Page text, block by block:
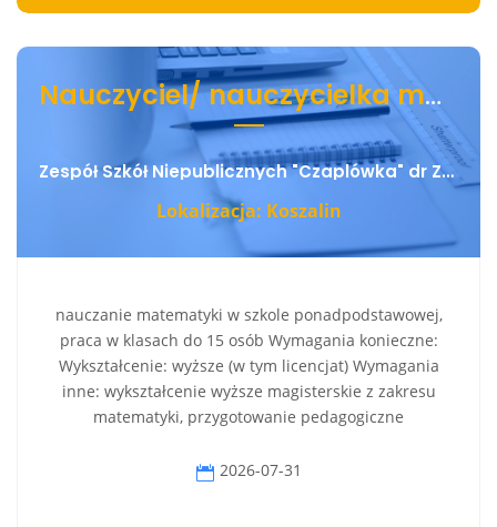
Nauczyciel/ nauczycielka matemtyki
Zespół Szkół Niepublicznych "Czaplówka" dr Zygmunt Czapla
Lokalizacja: Koszalin
nauczanie matematyki w szkole ponadpodstawowej,
praca w klasach do 15 osób Wymagania konieczne:
Wykształcenie: wyższe (w tym licencjat) Wymagania
inne: wykształcenie wyższe magisterskie z zakresu
matematyki, przygotowanie pedagogiczne
2026-07-31